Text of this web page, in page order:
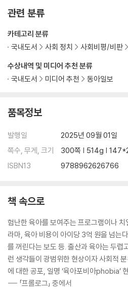
관련 분류
수상내역 및 미디어 추천 분류
국내도서
미디어 추천 동아일보
카테고리 분류
국내도서
사회 정치 사회비평/비판
품목정보
발행일
2025년 09월 01일
쪽수, 무게, 크기
300쪽 | 514g |
ISBN13
9788962626766
책 속으로
험난한 육아를 보여주는 프로그램이나
라마, 육아 비용이 아이당 3억 원을 넘는
를 꺼린다는 보도 등. 출산과 육아는 두렵
런 생각들이 광범위한 현상이자 사회적
에 대한 공포, 일명 ‘육아포비아phobia’
--- 「프롤로그」 중에서